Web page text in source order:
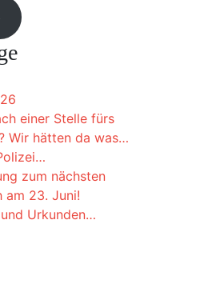
einer Stelle fürs
Wir hätten da was…
zum nächsten
am 23. Juni!
Urkunden…